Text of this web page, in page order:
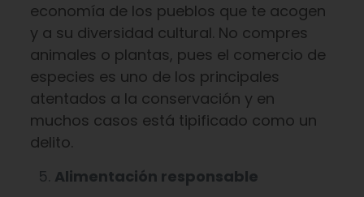
economía de los pueblos que te acogen
y a su diversidad cultural. No compres
animales o plantas, pues el comercio de
especies es uno de los principales
atentados a la conservación y en
muchos casos está tipificado como un
delito.
Alimentación responsable